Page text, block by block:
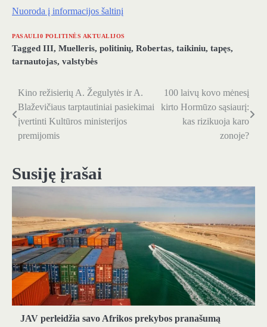
Nuoroda į informacijos šaltinį
PASAULI0 POLITINĖS AKTUALIJOS
Tagged III, Muelleris, politinių, Robertas, taikiniu, tapęs,
tarnautojas, valstybės
Navigacija
tarp
įrašų
Kino režisierių A. Žegulytės ir A.
Blaževičiaus tarptautiniai pasiekimai
įvertinti Kultūros ministerijos
premijomis
100 laivų kovo mėnesį
kirto Hormūzo sąsiaurį:
kas rizikuoja karo
zonoje?
Susiję įrašai
JAV perleidžia savo Afrikos prekybos pranašumą